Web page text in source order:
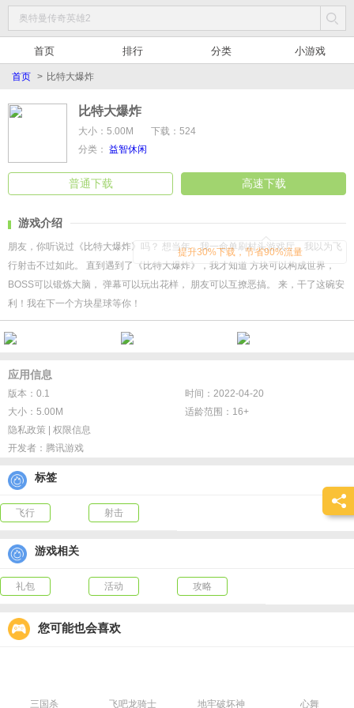
首页 排行 分类 小游戏
首页 > 比特大爆炸
比特大爆炸
大小：5.00M
下载：524
分类： 益智休闲
普通下载 高速下载
提升30%下载，节省90%流量
游戏介绍
朋友，你听说过《比特大爆炸》吗？ 想当年，我一命单刷村头游戏厅，我以为飞
行射击不过如此。 直到遇到了《比特大爆炸》，我才知道 方块可以构成世界，
BOSS可以锻炼大脑， 弹幕可以玩出花样， 朋友可以互撩恶搞。 来，干了这碗安
利！我在下一个方块星球等你！
应用信息
版本：0.1
时间：2022-04-20
大小：5.00M
适龄范围：16+
隐私政策
权限信息
开发者： 腾讯游戏
标签
飞行 射击
游戏相关
礼包 活动 攻略
您可能也会喜欢
三国杀 飞吧龙骑士 地牢破坏神 心舞